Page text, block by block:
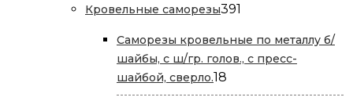
Кровельные саморезы391
Саморезы кровельные по металлу б/
шайбы, с ш/гр. голов., с пресс-
шайбой, сверло.18
товаров